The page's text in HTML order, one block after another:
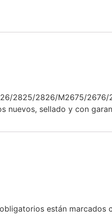
2825/2826/M2675/
nuevos, sellado y con
están marcados